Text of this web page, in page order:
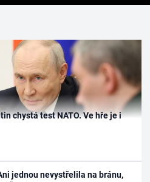
chystá test NATO. Ve hře je i
jednou nevystřelila na bránu,